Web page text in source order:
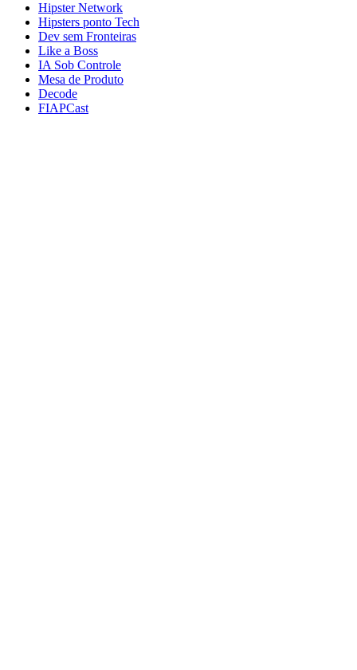
Hipster Network
Hipsters ponto Tech
Dev sem Fronteiras
Like a Boss
IA Sob Controle
Mesa de Produto
Decode
FIAPCast